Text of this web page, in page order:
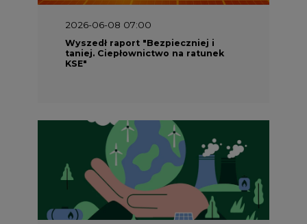
2026-06-08 07:00
Wyszedł raport "Bezpieczniej i
taniej. Ciepłownictwo na ratunek
KSE"